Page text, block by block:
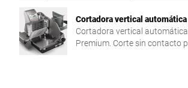
Cortadora vertical automática
Cortadora vertical
Premium. Corte sin contacto